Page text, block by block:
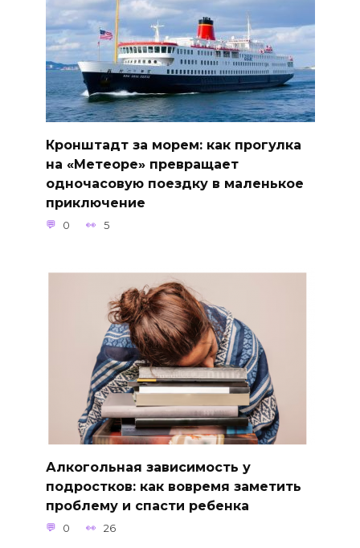
Кронштадт за морем: как прогулка
на «Метеоре» превращает
одночасовую поездку в маленькое
приключение
0 5
Алкогольная зависимость у
подростков: как вовремя заметить
проблему и спасти ребенка
0 26